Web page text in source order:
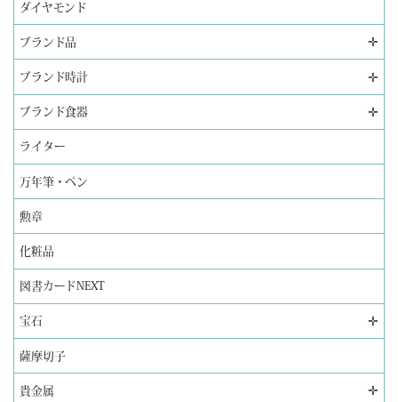
ダイヤモンド
ブランド品 ✛
ブランド時計 ✛
ブランド食器 ✛
ライター
万年筆・ペン
勲章
化粧品
図書カードNEXT
宝石 ✛
薩摩切子
貴金属 ✛